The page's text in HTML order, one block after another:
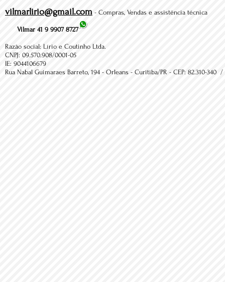
vilmarlirio@gmail.com - Compras, Vendas e assistência técnica
Vilmar 41 9 9907 8727
Razão social: Lírio e Coutinho Ltda.
CNPJ: 09.570.908/0001-05
IE: 9044106679
Rua Nabal Guimaraes Barreto, 194 - Orleans - Curitiba/PR - CEP: 82.310-340